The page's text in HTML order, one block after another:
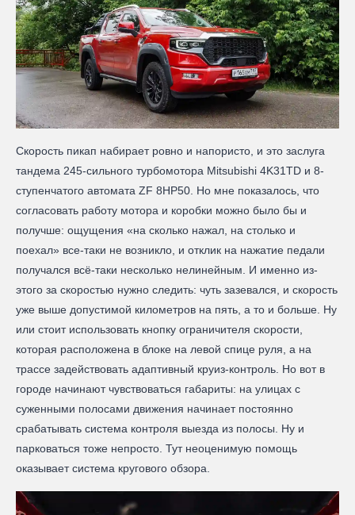
Скорость пикап набирает ровно и напористо, и это заслуга
тандема 245-сильного турбомотора Mitsubishi 4K31TD и 8-
ступенчатого автомата ZF 8HP50. Но мне показалось, что
согласовать работу мотора и коробки можно было бы и
получше: ощущения «на сколько нажал, на столько и
поехал» все-таки не возникло, и отклик на нажатие педали
получался всё-таки несколько нелинейным. И именно из-
этого за скоростью нужно следить: чуть зазевался, и скорость
уже выше допустимой километров на пять, а то и больше. Ну
или стоит использовать кнопку ограничителя скорости,
которая расположена в блоке на левой спице руля, а на
трассе задействовать адаптивный круиз-контроль. Но вот в
городе начинают чувствоваться габариты: на улицах с
суженными полосами движения начинает постоянно
срабатывать система контроля выезда из полосы. Ну и
парковаться тоже непросто. Тут неоценимую помощь
оказывает система кругового обзора.